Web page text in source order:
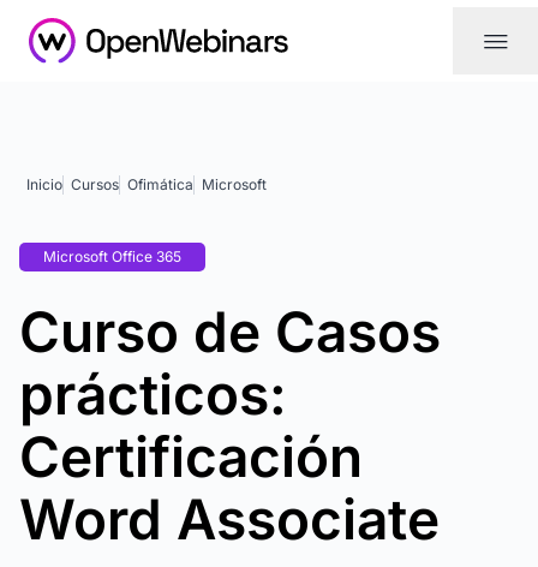
|||
Inicio Cursos Ofimática Microsoft
Microsoft Office 365
Curso de Casos
prácticos:
Certificación
Word Associate